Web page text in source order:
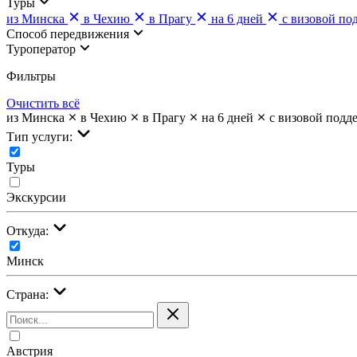
из Минска
в Чехию в Прагу на 6 дней
с визовой
Cпособ передвижения
Туроператор
Фильтры
Очистить всё
из Минска
в Чехию в Прагу на 6 дней
с визовой
Тип услуги:
Туры
Экскурсии
Откуда:
Минск
Страна:
Австрия